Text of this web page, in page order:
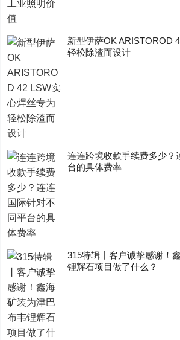
新型伊萨OK ARISTOROD
轻松除渣而设计
连连跨境收款手续费多少？
台的具体费率
315特辑丨客户诚挚感谢！
锂辉石项目做了什么？